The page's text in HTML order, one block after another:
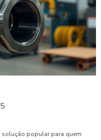
popular para quem